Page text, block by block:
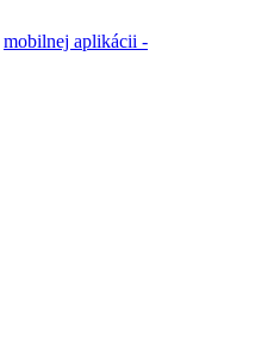
mobilnej aplikácii -